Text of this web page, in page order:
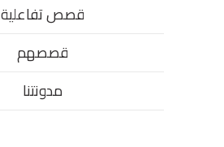
قصص تفاعلية
قصصهم
مدونتنا